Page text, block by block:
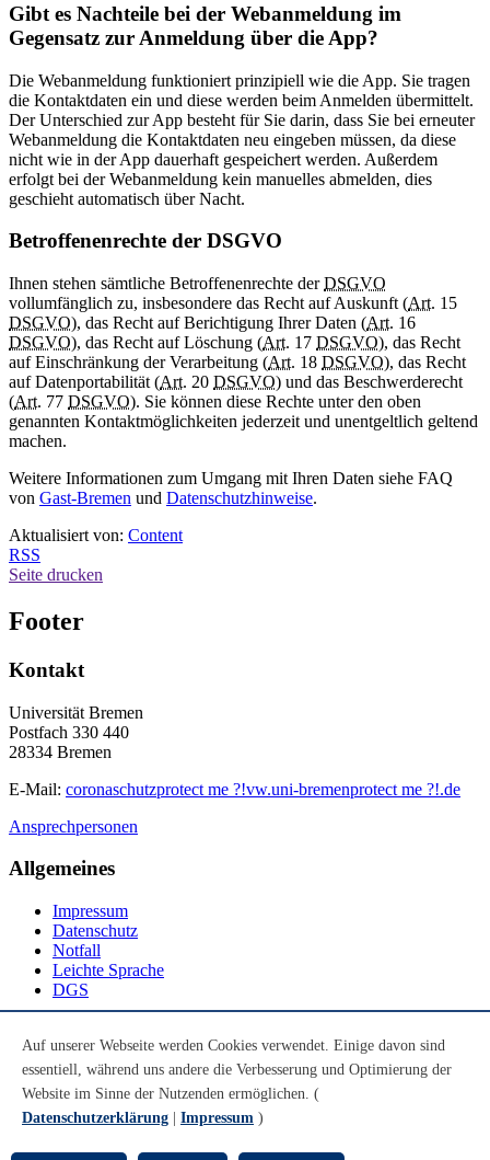
Gibt es Nachteile bei der Webanmeldung im
Gegensatz zur Anmeldung über die App?
Die Webanmeldung funktioniert prinzipiell wie die App. Sie tragen
die Kontaktdaten ein und diese werden beim Anmelden übermittelt.
Der Unterschied zur App besteht für Sie darin, dass Sie bei erneuter
Webanmeldung die Kontaktdaten neu eingeben müssen, da diese
nicht wie in der App dauerhaft gespeichert werden. Außerdem
erfolgt bei der Webanmeldung kein manuelles abmelden, dies
geschieht automatisch über Nacht.
Betroffenenrechte der DSGVO
Ihnen stehen sämtliche Betroffenenrechte derDSGVO
vollumfänglich zu, insbesondere das Recht auf Auskunft (Art. 15
DSGVO), das Recht auf Berichtigung Ihrer Daten (Art. 16
DSGVO), das Recht auf Löschung (Art. 17 DSGVO), das Recht
auf Einschränkung der Verarbeitung (Art. 18 DSGVO), das Recht
auf Datenportabilität (Art. 20 DSGVO) und das Beschwerderecht
(Art. 77 DSGVO). Sie können diese Rechte unter den oben
genannten Kontaktmöglichkeiten jederzeit und unentgeltlich geltend
machen.
Weitere Informationen zum Umgang mit Ihren Daten siehe FAQ
von Gast-Bremen und Datenschutzhinweise.
Aktualisiert von: Content
RSS
Seite drucken
Footer
Kontakt
Universität Bremen
Postfach 330 440
28334 Bremen
E-Mail: coronaschutzprotect me ?!vw.uni-bremenprotect me ?!.de
Ansprechpersonen
Allgemeines
Impressum
Datenschutz
Notfall
Leichte Sprache
DGS
Youtube
Instagram
LinkedIn
Auf unserer Webseite werden Cookies verwendet. Einige davon sind
essentiell, während uns andere die Verbesserung und Optimierung der
Website im Sinne der Nutzenden ermöglichen. (
Datenschutzerklärung
Impressum )